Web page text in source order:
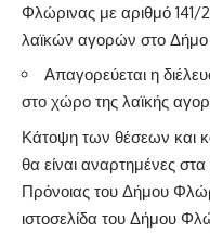
Φλώρινας με αριθμό 141/
λαϊκών αγορών στο
Απαγορεύεται η
στο χώρο της λαϊκής
Κάτοψη των θέσεων και
θα είναι αναρτημένες
Πρόνοιας του Δήμου
ιστοσελίδα του Δήμου